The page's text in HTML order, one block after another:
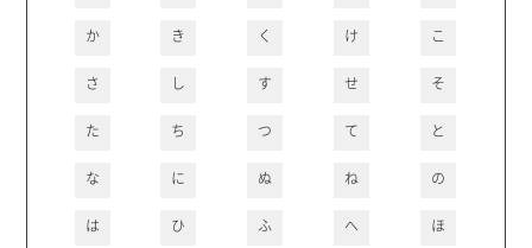
か き く け こ
さ し す せ そ
た ち つ て と
な に ぬ ね の
は ひ ふ へ ほ